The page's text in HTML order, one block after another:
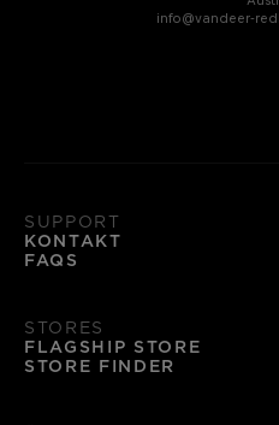
info@vandeer-